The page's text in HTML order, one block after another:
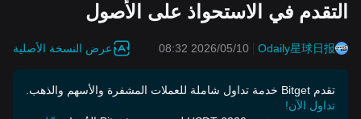
التقدم في الاستحواذ على الأصول
Odaily星球日报
2026/05/10 08:32 عرض النسخة الأصلية
تقدم Bitget خدمة تداول شاملة للعملات المشفرة والأسهم والذهب.
تداول الآن!